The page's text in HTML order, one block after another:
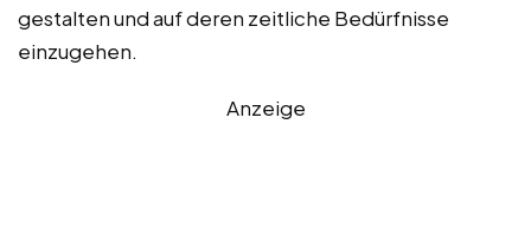
gestalten und auf deren zeitliche Bedürfnisse
einzugehen.
Anzeige